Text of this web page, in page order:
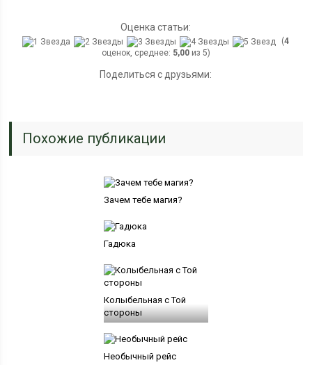
Оценка статьи:
(4
оценок, среднее: 5,00из 5)
Поделиться с друзьями:
Похожие публикации
Зачем тебе магия?
Гадюка
Колыбельная с Той
стороны
Необычный рейс